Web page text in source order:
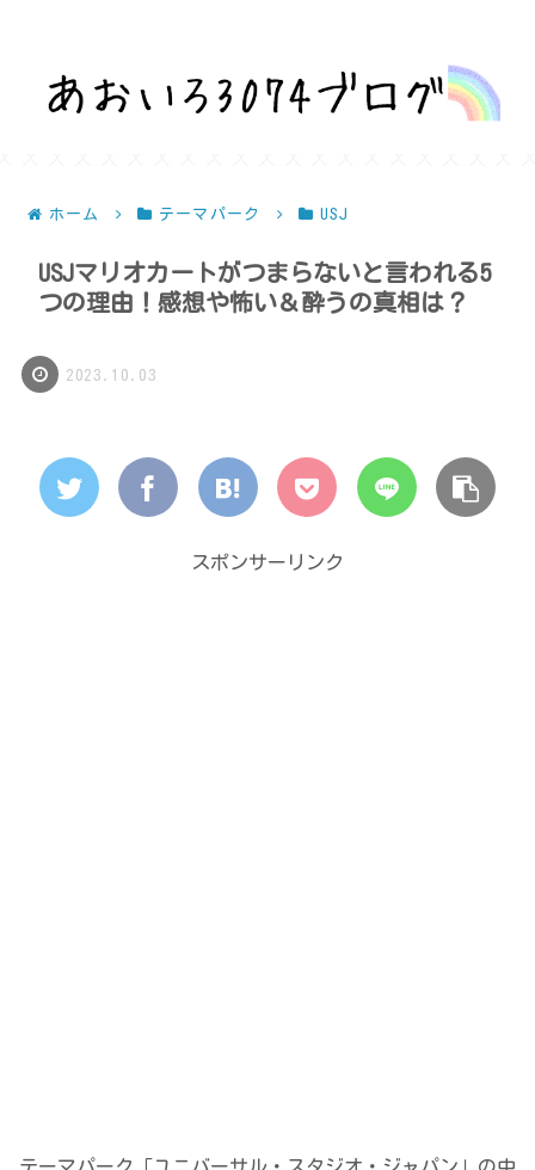
ホーム テーマパーク USJ
USJマリオカートがつまらないと言われる5
つの理由！感想や怖い＆酔うの真相は？
2023.10.03
スポンサーリンク
テーマパーク「ユニバーサル・スタジオ・ジャパン」の中